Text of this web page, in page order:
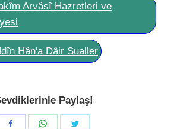
Arvâsî Hazretleri ve
Hân'a Dâir Sualler
Paylaş!
Share
Share